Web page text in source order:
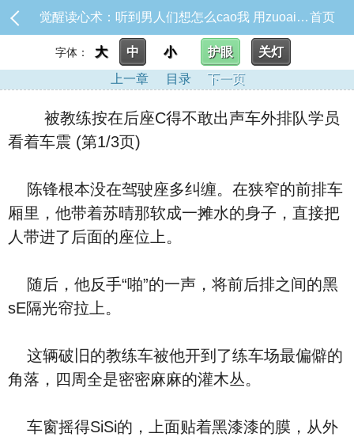
觉醒读心术：听到男人们想怎么cao我 用zuoai致富_被教练按在后座C得不敢出声车外排队学员看着车震首页
字体： 大 中 小 护眼
关灯
上一章
目录 下一页
被教练按在后座C得不敢出声车外排队学员
看着车震 (第1/3页)
陈锋根本没在驾驶座多纠缠。在狭窄的前排车
厢里，他带着苏晴那软成一摊水的身子，直接把
人带进了后面的座位上。
随后，他反手“啪”的一声，将前后排之间的黑
sE隔光帘拉上。
这辆破旧的教练车被他开到了练车场最偏僻的
角落，四周全是密密麻麻的灌木丛。
车窗摇得SiSi的，上面贴着黑漆漆的膜，从外